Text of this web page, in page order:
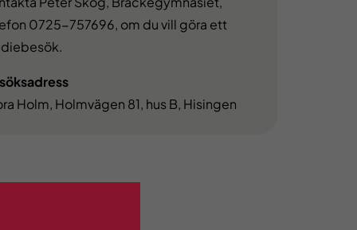
0725-757696, om du vill göra ett
Holm, Holmvägen 81, hus B, Hisingen